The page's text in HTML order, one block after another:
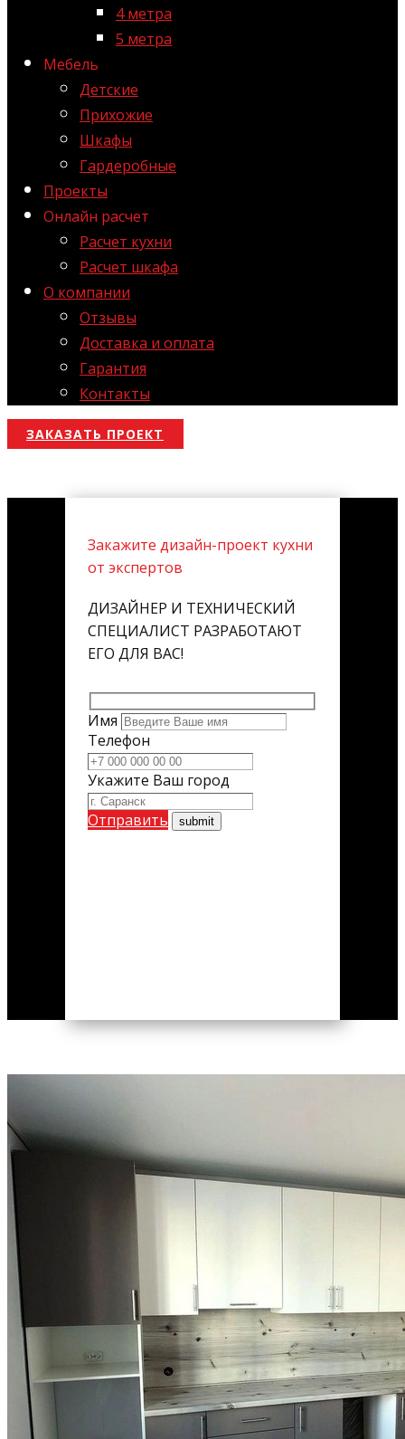
4 метра
5 метра
Мебель
Детские
Прихожие
Шкафы
Гардеробные
Проекты
Онлайн расчет
Расчет кухни
Расчет шкафа
О компании
Отзывы
Доставка и оплата
Гарантия
Контакты
ЗАКАЗАТЬ ПРОЕКТ
Закажите дизайн-проект кухни
от экспертов
ДИЗАЙНЕР И ТЕХНИЧЕСКИЙ
СПЕЦИАЛИСТ РАЗРАБОТАЮТ
ЕГО ДЛЯ ВАС!
Имя
Телефон
Укажите Ваш город
Отправить